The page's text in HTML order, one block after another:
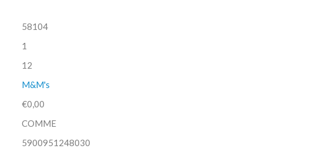
58104
1
12
M&M's
€0,00
COMME
5900951248030